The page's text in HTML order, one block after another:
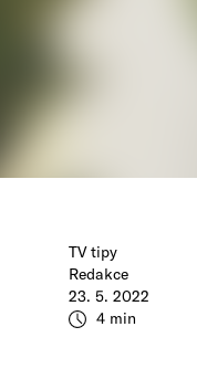
TV tipy
Redakce
23. 5. 2022
4 min